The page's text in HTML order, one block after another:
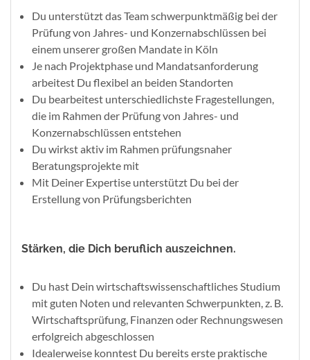
Du unterstützt das Team schwerpunktmäßig bei der
Prüfung von Jahres- und Konzernabschlüssen bei
einem unserer großen Mandate in Köln
Je nach Projektphase und Mandatsanforderung
arbeitest Du flexibel an beiden Standorten
Du bearbeitest unterschiedlichste Fragestellungen,
die im Rahmen der Prüfung von Jahres- und
Konzernabschlüssen entstehen
Du wirkst aktiv im Rahmen prüfungsnaher
Beratungsprojekte mit
Mit Deiner Expertise unterstützt Du bei der
Erstellung von Prüfungsberichten
Stärken, die Dich beruflich auszeichnen.
Du hast Dein wirtschaftswissenschaftliches Studium
mit guten Noten und relevanten Schwerpunkten, z. B.
Wirtschaftsprüfung, Finanzen oder Rechnungswesen
erfolgreich abgeschlossen
Idealerweise konntest Du bereits erste praktische